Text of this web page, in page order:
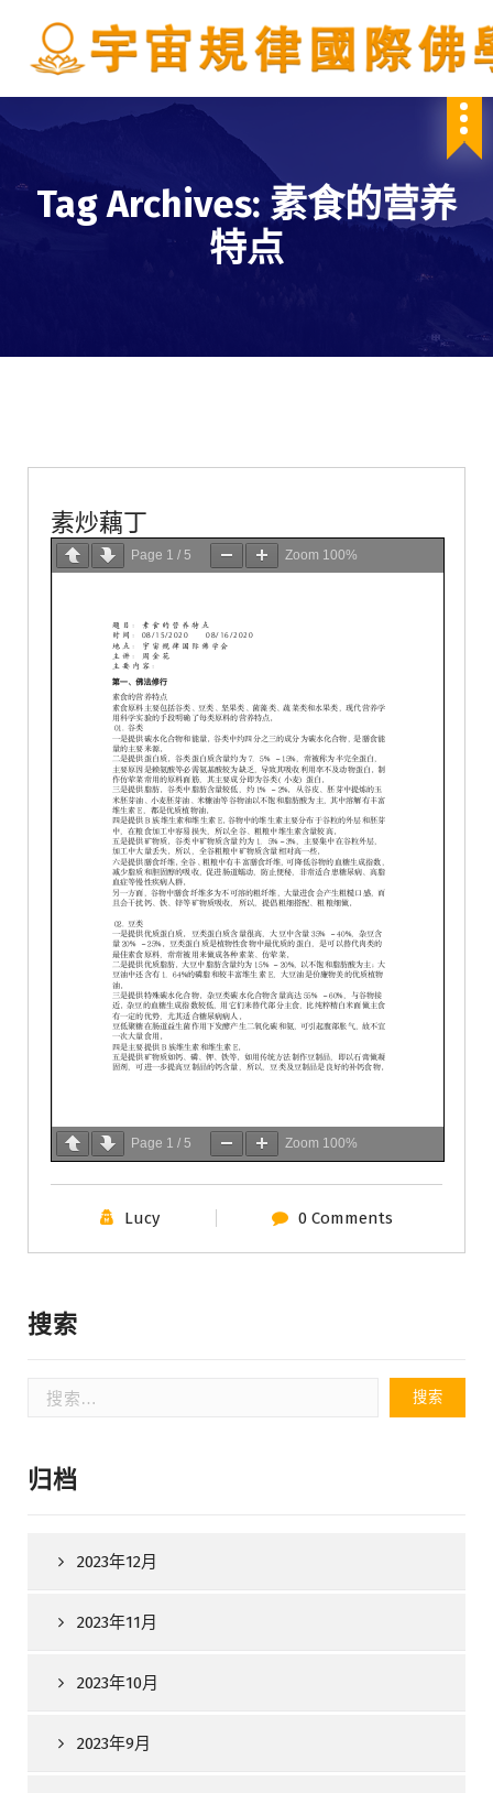
Tag Archives: 素食的营养
特点
素炒藕丁
Page 1 / 5 Zoom 100%
Page 1 / 5 Zoom 100%
Lucy 0 Comments
搜索
索：
归档
2023年12月
2023年11月
2023年10月
2023年9月